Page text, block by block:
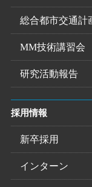
総合都市交通計
MM技術講習会
研究活動報告
採用情報
新卒採用
インターン